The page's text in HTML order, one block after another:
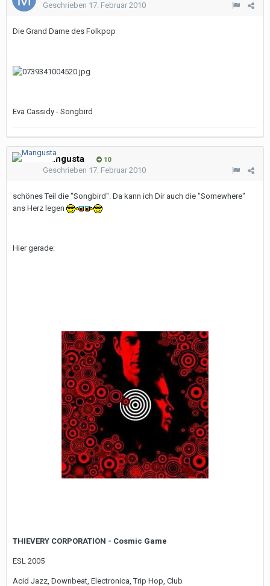
Geschrieben 17. Februar 2010
Die Grand Dame des Folkpop
Eva Cassidy - Songbird
Mangusta 10
Geschrieben 17. Februar 2010
schönes Teil die "Songbird". Da kann ich Dir auch die "Somewhere"
ans Herz legen
Hier gerade:
THIEVERY CORPORATION - Cosmic Game
ESL 2005
Acid Jazz, Downbeat, Electronica, Trip Hop, Club